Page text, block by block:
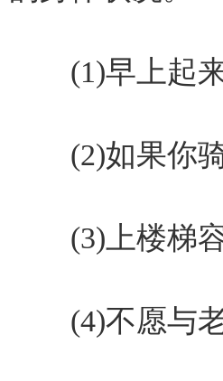
(1)早上起来
(2)如果你骑
(3)上楼梯容
(4)不愿与老